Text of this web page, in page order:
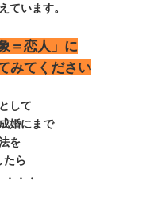
ています。
＝恋人」に
みてください
して
婚にまで
を
たら
・・